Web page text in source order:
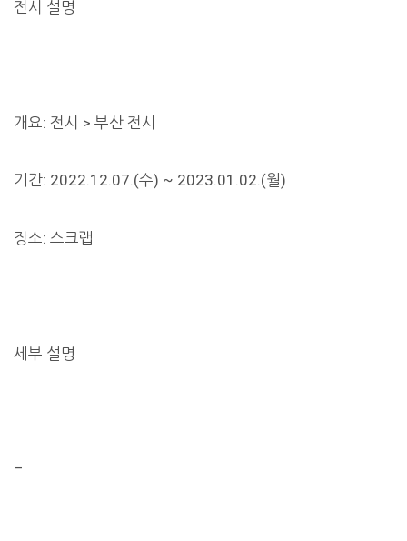
전시 설명
개요: 전시 > 부산 전시
기간: 2022.12.07.(수) ~ 2023.01.02.(월)
장소: 스크랩
세부 설명
–